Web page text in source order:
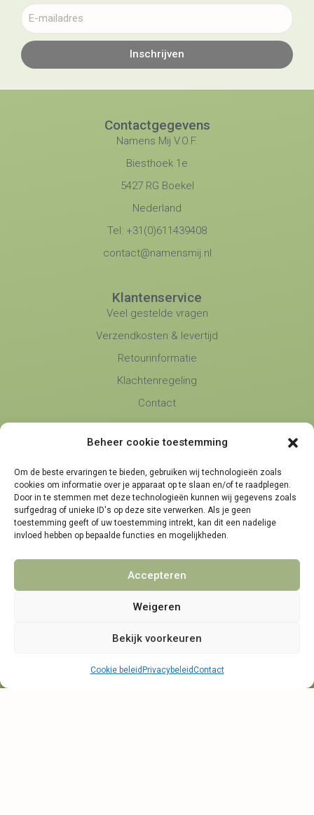
Beheer cookie toestemming
Om de beste ervaringen te bieden, gebruiken wij technologieën zoals
cookies om informatie over je apparaat op te slaan en/of te raadplegen.
Door in te stemmen met deze technologieën kunnen wij gegevens zoals
surfgedrag of unieke ID's op deze site verwerken. Als je geen
toestemming geeft of uw toestemming intrekt, kan dit een nadelige
invloed hebben op bepaalde functies en mogelijkheden.
Accepteren
Weigeren
Bekijk voorkeuren
Cookie beleid PrivacybeleidContact
Inschrijven
Contactgegevens
Namens Mij V.O.F.
Biesthoek 1e
5427 RG Boekel
Nederland
Tel: +31(0)611439408
contact@namensmij.nl
maandag, dinsdag en donderdag
Klantenservice
Veel gestelde vragen
Verzendkosten & levertijd
Retourinformatie
Klachtenregeling
Contact
Namens Mij
Blog
Algemene voorwaarden
Privacybeleid